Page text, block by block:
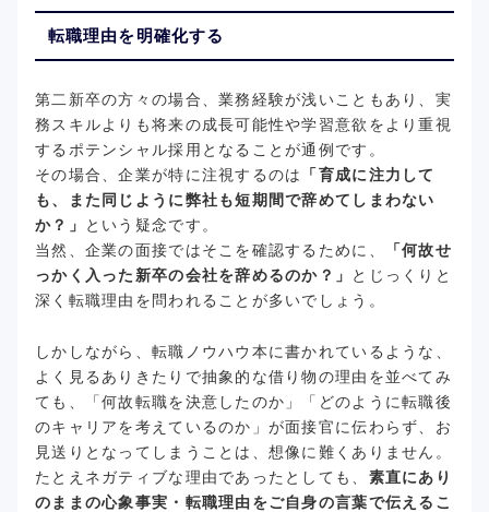
転職理由を明確化する
第二新卒の方々の場合、業務経験が浅いこともあり、実
務スキルよりも将来の成長可能性や学習意欲をより重視
するポテンシャル採用となることが通例です。
その場合、企業が特に注視するのは
「育成に注力して
も、また同じように弊社も短期間で辞めてしまわない
か？」
という疑念です。
当然、企業の面接ではそこを確認するために、
「何故せ
っかく入った新卒の会社を辞めるのか？」
とじっくりと
深く転職理由を問われることが多いでしょう。
しかしながら、転職ノウハウ本に書かれているような、
よく見るありきたりで抽象的な借り物の理由を並べてみ
ても、「何故転職を決意したのか」「どのように転職後
のキャリアを考えているのか」が面接官に伝わらず、お
見送りとなってしまうことは、想像に難くありません。
たとえネガティブな理由であったとしても、 素直にあり
のままの心象事実・転職理由をご自身の言葉で伝えるこ